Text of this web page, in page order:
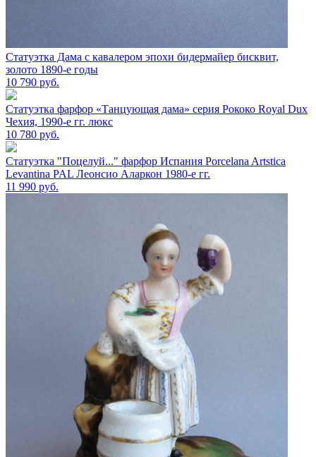
Статуэтка Дама с кавалером эпохи бидермайер бисквит,
золото 1890-е годы
10 790 руб.
Статуэтка фарфор «Танцующая дама» серия Рококо Royal Dux
Чехия, 1990-е гг. люкс
10 780 руб.
Статуэтка "Поцелуй..." фарфор Испания Porcelana Artstica
Levantina PAL Леонсио Аларкон 1980-е гг.
11 990 руб.